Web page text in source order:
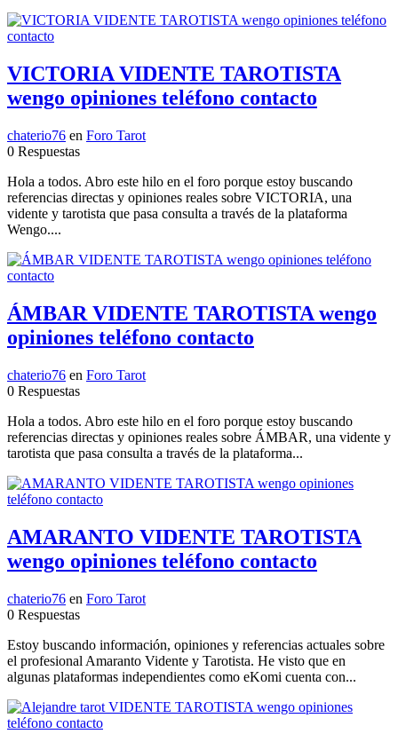
VICTORIA VIDENTE TAROTISTA
wengo opiniones teléfono contacto
chaterio76 en Foro Tarot
0 Respuestas
Hola a todos. Abro este hilo en el foro porque estoy buscando
referencias directas y opiniones reales sobre VICTORIA, una
vidente y tarotista que pasa consulta a través de la plataforma
Wengo....
ÁMBAR VIDENTE TAROTISTA wengo
opiniones teléfono contacto
chaterio76 en Foro Tarot
0 Respuestas
Hola a todos. Abro este hilo en el foro porque estoy buscando
referencias directas y opiniones reales sobre ÁMBAR, una vidente y
tarotista que pasa consulta a través de la plataforma...
AMARANTO VIDENTE TAROTISTA
wengo opiniones teléfono contacto
chaterio76 en Foro Tarot
0 Respuestas
Estoy buscando información, opiniones y referencias actuales sobre
el profesional Amaranto Vidente y Tarotista. He visto que en
algunas plataformas independientes como eKomi cuenta con...